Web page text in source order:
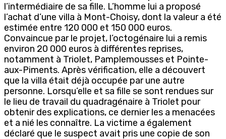
l’intermédiaire de sa fille. L’homme lui a proposé
l’achat d’une villa à Mont-Choisy, dont la valeur a été
estimée entre 120 000 et 150 000 euros.
Convaincue par le projet, l’octogénaire lui a remis
environ 20 000 euros à différentes reprises,
notamment à Triolet, Pamplemousses et Pointe-
aux-Piments. Après vérification, elle a découvert
que la villa était déjà occupée par une autre
personne. Lorsqu’elle et sa fille se sont rendues sur
le lieu de travail du quadragénaire à Triolet pour
obtenir des explications, ce dernier les a menacées
et a nié les connaître. La victime a également
déclaré que le suspect avait pris une copie de son